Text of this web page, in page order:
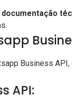
documentação
Business API,
API: